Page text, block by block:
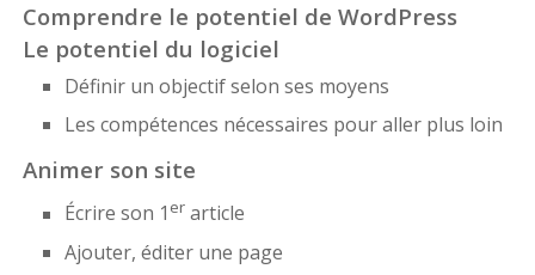
Comprendre le potentiel de WordPress
Le potentiel du logiciel
Définir un objectif selon ses moyens
Les compétences nécessaires pour aller plus loin
Animer son site
Écrire son 1 erarticle
Ajouter, éditer une page